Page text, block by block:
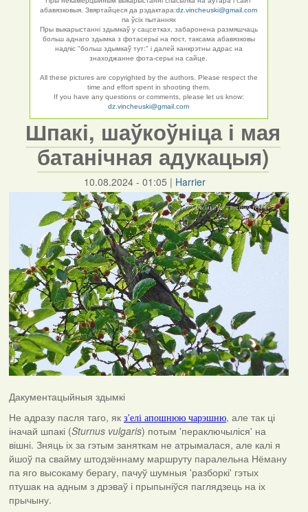
абавязковыя. Звяртайцеся да рэдактара:dz.vincheuski@gmail.com
па ўсіх пытаннях
Пры выкарыстанні здымкаў у сацсетках, забаронена размяшчаць
больш аднаго здымка з фотасерыі на пост, таксама абавязковы
надпіс "больш здымкаў тут:" і далей канкрэтны адрас на
знаходжанне фота-серыі на сайце.
All these pictures are copyrighted by the authors. Please respect the
time and effort spent in shooting them.
If you have any questions or comments, please let us know:
dz.vincheuski@gmail.com
Шпакі, шаўкоўніца і мая
батанічная адукацыя)
10.08.2024 - 01:05 | Harrier
Дакументацыйныя здымкі
Не адразу пасля таго, як з'елі апошнюю чарэшню, але так ці
іначай шпакі (Sturnus vulgaris) потым 'пераключыліся' на
вішні. Зняць іх за гэтым заняткам не атрымалася, але калі я
йшоў па свайму штодзённаму маршруту паралельна Нёману
па яго высокаму берагу, пачуў шумныя 'разборкі' гэтых
птушак на адным з дрэваў і прыпыніўся паглядзець на іх
прычыну.